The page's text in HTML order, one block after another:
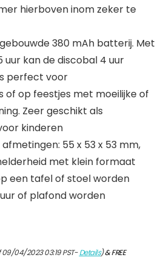
hierboven inom zeker te
380 mAh batterij. Met
uur kan de discobal 4 uur
perfect voor
op feestjes met moeilijke of
Zeer geschikt als
kinderen
55 x 53 x 53 mm,
met klein formaat
een tafel of stoel worden
of plafond worden
04/2023 03:19 PST-Details)&FREE